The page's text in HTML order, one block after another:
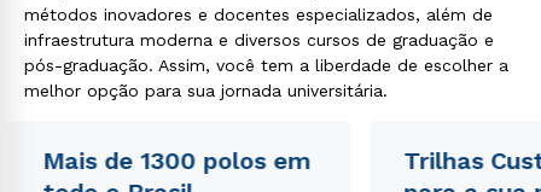
métodos inovadores e docentes especializados, além de
infraestrutura moderna e diversos cursos de graduação e
pós-graduação. Assim, você tem a liberdade de escolher a
melhor opção para sua jornada universitária.
Mais de 1300 polos em
Trilhas
Estou de acordo com aPolítica de Privacidade.e